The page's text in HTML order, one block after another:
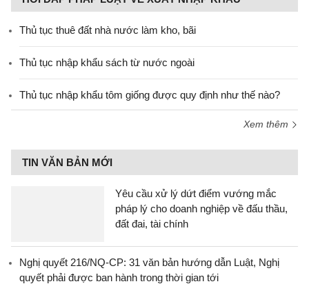
Thủ tục thuê đất nhà nước làm kho, bãi
Thủ tục nhập khẩu sách từ nước ngoài
Thủ tục nhập khẩu tôm giống được quy định như thế nào?
Xem thêm
TIN VĂN BẢN MỚI
Yêu cầu xử lý dứt điểm vướng mắc
pháp lý cho doanh nghiệp về đấu thầu,
đất đai, tài chính
Nghị quyết 216/NQ-CP: 31 văn bản hướng dẫn Luật, Nghị
quyết phải được ban hành trong thời gian tới